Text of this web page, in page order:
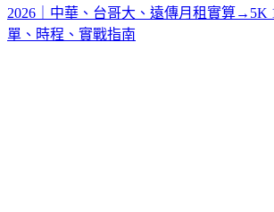
2026｜中華、台哥大、遠傳月租實算→ 5K
單、時程、實戰指南